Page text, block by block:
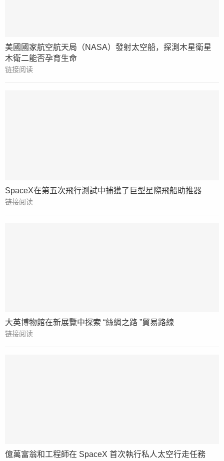
美國國家航空航天局（NASA）發射太空船，探測木星衛星
木衛二能否孕育生命
链接阅读
SpaceX在第五次飛行測試中捕獲了巨型星際飛船助推器
链接阅读
大英博物館在新展覽中探索 “絲綢之路 ”貿易路線
链接阅读
億萬富翁和工程師在 SpaceX 首次執行私人太空行走任務